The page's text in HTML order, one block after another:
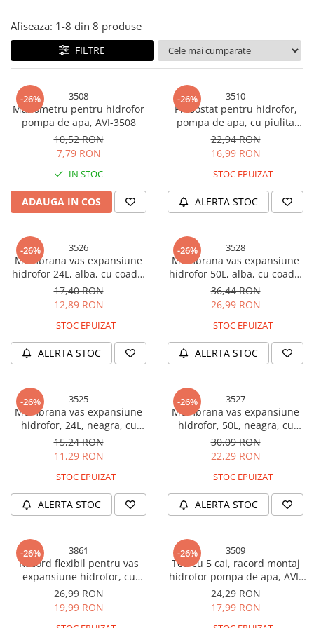
Bureti si lavete
Manusi bucatarie
Manusi unica folosinta
Cutii postale
Decoratiuni casa & sarbatori
Accesorii decorative
Iluminat & Electrice
Benzi LED
Accesorii corpuri de iluminat
Accesorii prize si intrerupatoare
Aplice fatada
Aplice si plafoniere
Cabluri electrice si conductori
Cabluri si adaptoare
Intrerupatoare
Lanterne
Lustre si pendule
Prelungitoare
Noptiere
Perii, trimere si clesti animale
Zgarzi, lese si hamuri
Produse ingrijire incaltaminte si
Afiseaza: 1-8 din 8 produse
FILTRE
-26% 3508
Manometru pentru hidrofor
pompa de apa, AVI-3508
10,52 RON
7,79 RON
IN STOC
ADAUGA IN COS
-26% 3510
Presostat pentru hidrofor,
pompa de apa, cu piulita
olandeza, AVI-3510
22,94 RON
16,99 RON
STOC EPUIZAT
ALERTA STOC
-26% 3526
Membrana vas expansiune
hidrofor 24L, alba, cu coada,
AVI-3526
17,40 RON
12,89 RON
STOC EPUIZAT
ALERTA STOC
-26% 3528
Membrana vas expansiune
hidrofor 50L, alba, cu coada,
AVI-3528
36,44 RON
26,99 RON
STOC EPUIZAT
ALERTA STOC
-26% 3525
Membrana vas expansiune
hidrofor, 24L, neagra, cu
coada, AVI-3525
15,24 RON
11,29 RON
STOC EPUIZAT
ALERTA STOC
-26% 3527
Membrana vas expansiune
hidrofor, 50L, neagra, cu
coada, AVI-3527
30,09 RON
22,29 RON
STOC EPUIZAT
ALERTA STOC
-26% 3861
Racord flexibil pentru vas
expansiune hidrofor, cu
piulita, 60cm, AVI-3861
26,99 RON
19,99 RON
-26% 3509
Teu cu 5 cai, racord montaj
hidrofor pompa de apa, AVI-
3509
24,29 RON
17,99 RON